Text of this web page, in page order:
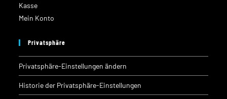
Kasse
Mein Konto
Privatsphäre
Privatsphäre-Einstellungen ändern
Historie der Privatsphäre-Einstellungen